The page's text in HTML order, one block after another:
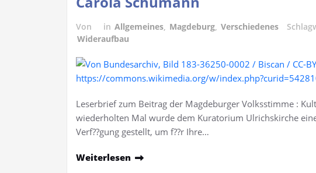
Von in Allgemeines, Magdeburg, Verschiedenes
Wideraufbau
Leserbrief zum Beitrag der Magdeburger Volksstimme :
wiederholten Mal wurde dem Kuratorium Ulrichskirche
Verf??gung gestellt, um f??r Ihre…
Weiterlesen